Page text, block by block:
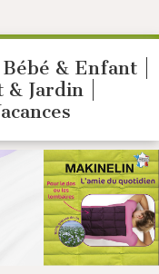
Bébé & Enfant
& Jardin